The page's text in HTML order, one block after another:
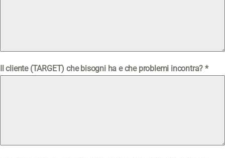
Il cliente (TARGET) che bisogni ha e che problemi incontra? *